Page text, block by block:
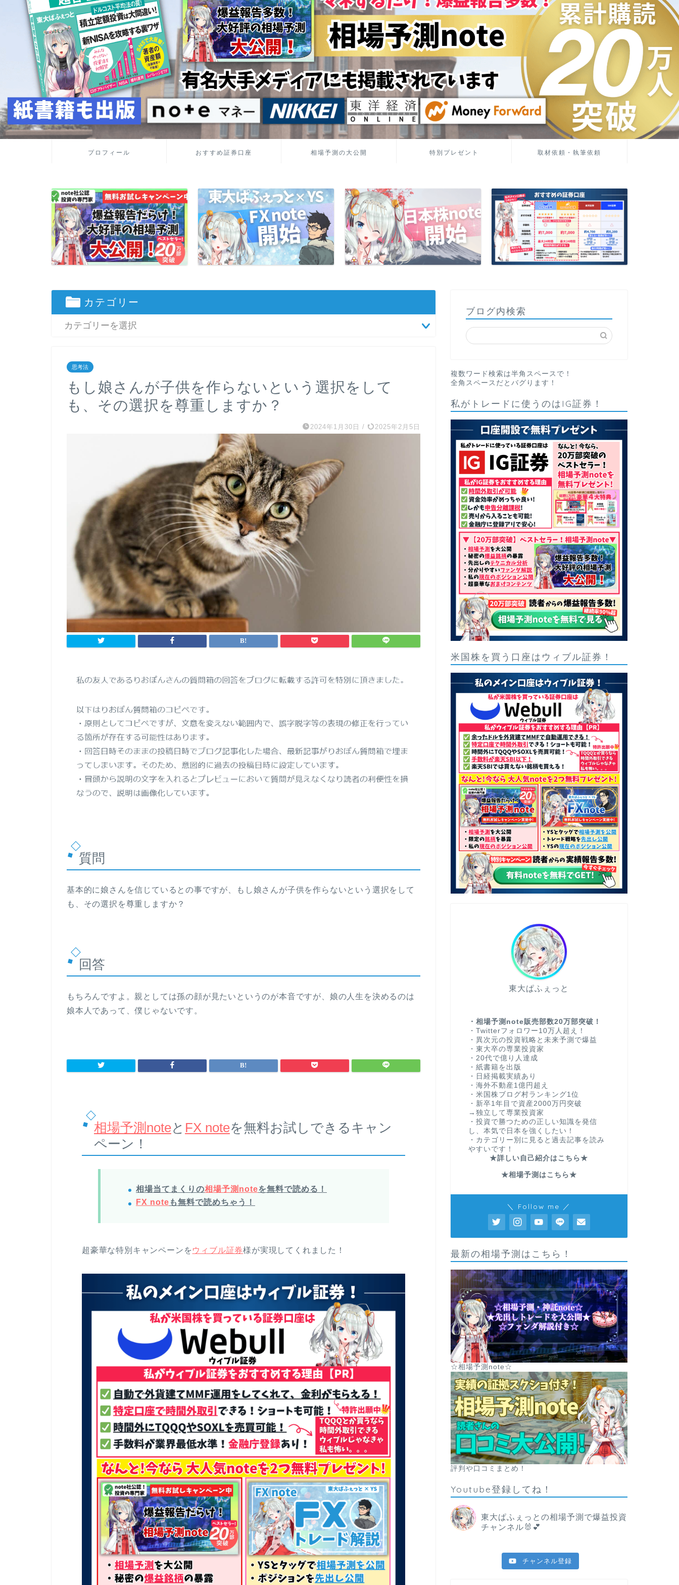
プロフィール おすすめ証券口座 相場予測の大公開 特別プレゼント 取材依頼・執筆依頼
カテゴリー
思考法
もし娘さんが子供を作らないという選択をして
も、その選択を尊重しますか？
2024年1月30日 / 2025年2月5日
質問
基本的に娘さんを信じているとの事ですが、もし娘さんが子供を作らないという選択をして
も、その選択を尊重しますか？
回答
もちろんですよ。親としては孫の顔が見たいというのが本音ですが、娘の人生を決めるのは
娘本人であって、僕じゃないです。
相場予測noteと FX noteを無料お試しできるキャン
ペーン！
相場当てまくりの相場予測noteを無料で読める！
FX note も無料で読めちゃう！
超豪華な特別キャンペーンを ウィブル証券様が実現してくれました！
ブログ内検索
複数ワード検索は半角スペースで！
全角スペースだとバグります！
私がトレードに使うのはIG証券！
米国株を買う口座はウィブル証券！
東大ぱふぇっと
・相場予測note販売部数20万部突破！
・Twitterフォロワー10万人超え！
・異次元の投資戦略と未来予測で爆益
・東大卒の専業投資家
・20代で億り人達成
・紙書籍を出版
・日経掲載実績あり
・海外不動産1億円超え
・米国株ブログ村ランキング1位
・新卒1年目で資産2000万円突破
→独立して専業投資家
・投資で勝つための正しい知識を発信
し、本気で日本を強くしたい！
・カテゴリー別に見ると過去記事を読み
やすいです！
★詳しい自己紹介はこちら★
★相場予測はこちら★
＼ Follow me ／
最新の相場予測はこちら！
☆相場予測note☆
評判や口コミまとめ！
Youtube登録してね！
東大ぱふぇっとの相場予測で爆益投資
チャンネル🐰💕
チャンネル登録